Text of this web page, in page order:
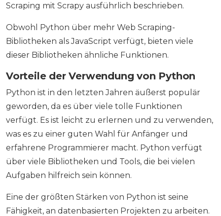
Scraping mit Scrapy ausführlich beschrieben.
Obwohl Python über mehr Web Scraping-
Bibliotheken als JavaScript verfügt, bieten viele
dieser Bibliotheken ähnliche Funktionen.
Vorteile der Verwendung von Python
Python ist in den letzten Jahren äußerst populär
geworden, da es über viele tolle Funktionen
verfügt. Es ist leicht zu erlernen und zu verwenden,
was es zu einer guten Wahl für Anfänger und
erfahrene Programmierer macht. Python verfügt
über viele Bibliotheken und Tools, die bei vielen
Aufgaben hilfreich sein können.
Eine der größten Stärken von Python ist seine
Fähigkeit, an datenbasierten Projekten zu arbeiten.